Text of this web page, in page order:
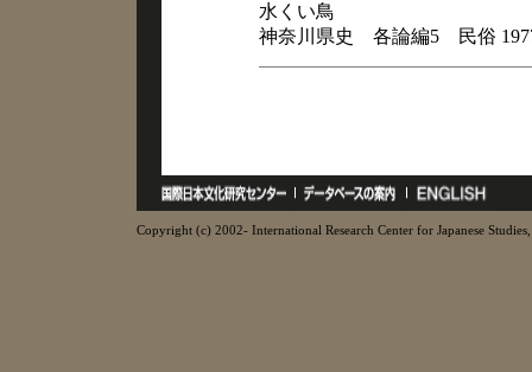
水くい鳥
神奈川県史 各論編5 民俗
Copyright (c) 2002- International Research Center for Japanese